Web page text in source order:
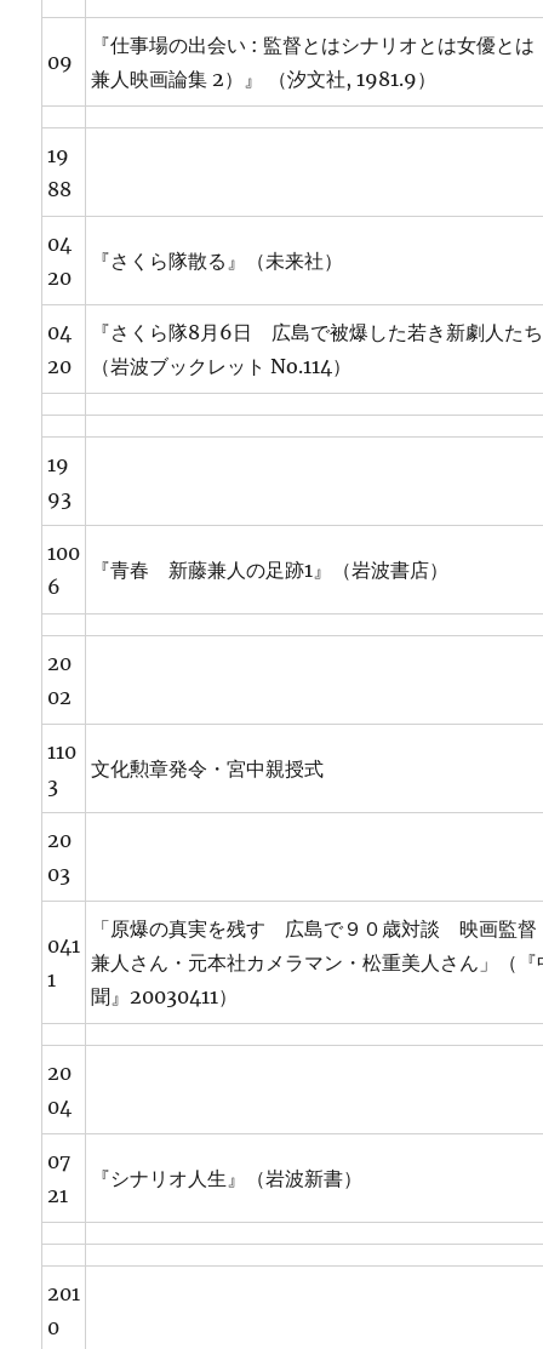
09
『仕事場の出会い : 監督とはシナリオとは女優とは
兼人映画論集 2）』 （汐文社, 1981.9）
19
88
04
20
『さくら隊散る』（未来社）
04
20
『さくら隊8月6日 広島で被爆した若き新劇人た
（岩波ブックレット No.114）
19
93
100
6
『青春 新藤兼人の足跡1』（岩波書店）
20
02
110
3
文化勲章発令・宮中親授式
20
03
041
1
「原爆の真実を残す 広島で９０歳対談 映画監督
兼人さん・元本社カメラマン・松重美人さん」（『
聞』20030411）
20
04
07
21
『シナリオ人生』（岩波新書）
201
0